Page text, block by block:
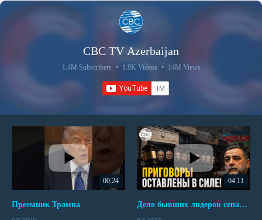
CBC TV Azerbaijan
1.4M Subscribers • 1.8K Videos • 14M Views
00:24
Преемник Трампа
04:11
Дело бывших лидеров сепаратистского режима в Карабахе